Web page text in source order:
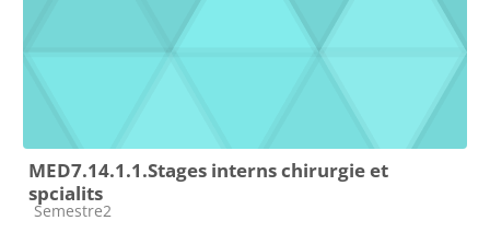
MED7.14.1.1.Stages interns chirurgie et
spcialits
Catégorie de cours
Semestre2